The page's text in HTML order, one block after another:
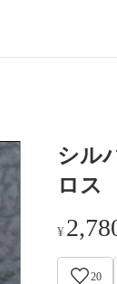
シル
ロス
¥
20